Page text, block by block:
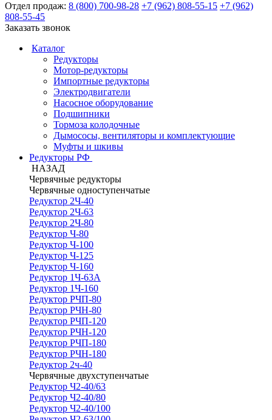
Отдел продаж: 8 (800) 700-98-28 +7 (962) 808-55-15 +7 (962)
808-55-45
Заказать звонок
Каталог
Редукторы
Мотор-редукторы
Импортные редукторы
Электродвигатели
Насосное оборудование
Подшипники
Тормоза колодочные
Дымососы, вентиляторы и комплектующие
Муфты и шкивы
Редукторы РФ
НАЗАД
Червячные редукторы
Червячные одноступенчатые
Редуктор 2Ч-40
Редуктор 2Ч-63
Редуктор 2Ч-80
Редуктор Ч-80
Редуктор Ч-100
Редуктор Ч-125
Редуктор Ч-160
Редуктор 1Ч-63А
Редуктор 1Ч-160
Редуктор РЧП-80
Редуктор РЧН-80
Редуктор РЧП-120
Редуктор РЧН-120
Редуктор РЧП-180
Редуктор РЧН-180
Редуктор 2ч-40
Червячные двухступенчатые
Редуктор Ч2-40/63
Редуктор Ч2-40/80
Редуктор Ч2-40/100